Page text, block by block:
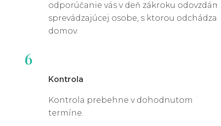
odporúčanie vás v deň zákroku
sprevádzajúcej osobe, s ktorou
domov.
6
Kontrola
Kontrola prebehne v dohodnutom
termíne.